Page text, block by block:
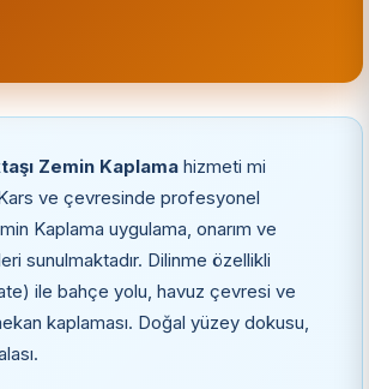
Zemin Kaplamahizmeti mi
ve çevresinde profesyonel
Kaplama uygulama, onarım ve
sunulmaktadır. Dilinme özellikli
ile bahçe yolu, havuz çevresi ve
kaplaması. Doğal yüzey dokusu,